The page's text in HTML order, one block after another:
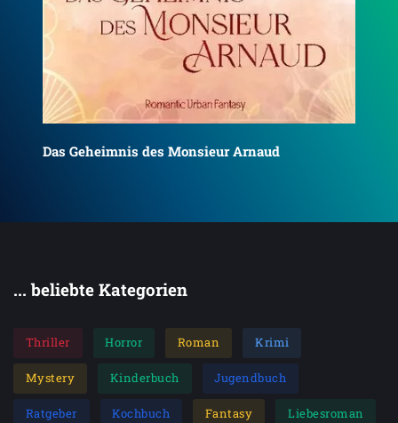
Das Geheimnis des Monsieur Arnaud
... beliebte Kategorien
Thriller Horror Roman Krimi
Mystery Kinderbuch Jugendbuch
Ratgeber Kochbuch Fantasy Liebesroman